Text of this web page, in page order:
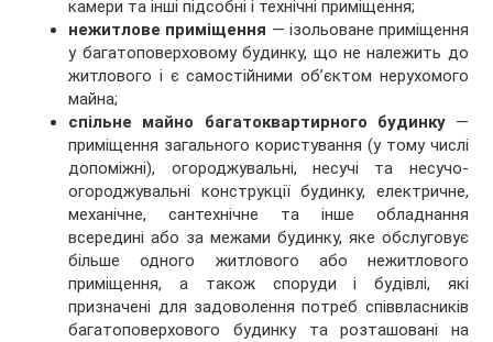
камери та інші підсобні і технічні приміщення;
нежитлове приміщення — ізольоване приміщення
у багатоповерховому будинку, що не належить до
житлового і є самостійними об’єктом нерухомого
майна;
спільне майно багатоквартирного будинку—
приміщення загального користування (у тому числі
допоміжні), огороджувальні, несучі та несучо-
огороджувальні конструкції будинку, електричне,
механічне, сантехнічне та інше обладнання
всередині або за межами будинку, яке обслуговує
більше одного житлового або нежитлового
приміщення, а також споруди і будівлі, які
призначені для задоволення потреб співвласників
багатоповерхового будинку та розташовані на